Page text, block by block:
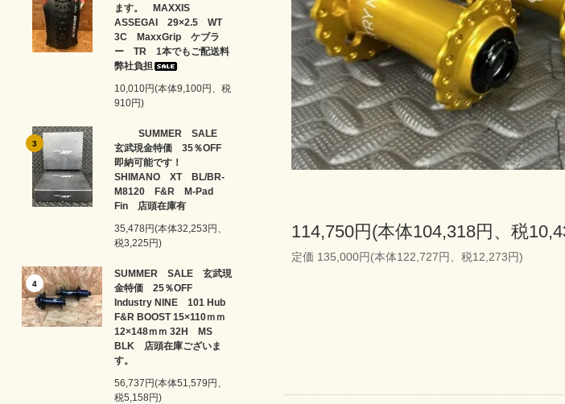
ます。 MAXXIS
ASSEGAI 29×2.5 WT
3C MaxxGrip ケブラ
ー TR 1本でもご配送料
弊社負担
10,010円(本体9,100円、税
910円)
3
SUMMER SALE
玄武現金特価 35％OFF
即納可能です！
SHIMANO XT BL/BR-
M8120 F&R M-Pad
Fin 店頭在庫有
35,478円(本体32,253円、
税3,225円)
4
SUMMER SALE 玄武現
金特価 25％OFF
Industry NINE 101 Hub
F&R BOOST 15×110ｍｍ
12×148ｍｍ 32H MS
BLK 店頭在庫ございま
す。
56,737円(本体51,579円、
税5,158円)
114,750円(本体104,318円、税
定価 135,000円(本体122,727円、税12,273円)